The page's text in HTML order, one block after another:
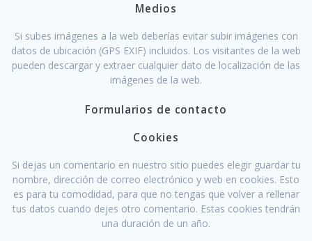
Medios
Si subes imágenes a la web deberías evitar subir imágenes con
datos de ubicación (GPS EXIF) incluidos. Los visitantes de la web
pueden descargar y extraer cualquier dato de localización de las
imágenes de la web.
Formularios de contacto
Cookies
Si dejas un comentario en nuestro sitio puedes elegir guardar tu
nombre, dirección de correo electrónico y web en cookies. Esto
es para tu comodidad, para que no tengas que volver a rellenar
tus datos cuando dejes otro comentario. Estas cookies tendrán
una duración de un año.